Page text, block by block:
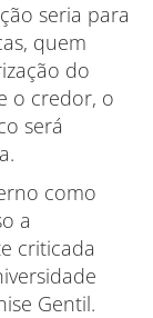
seria para
quem
do
o credor, o
será
como
a
criticada
Gentil.